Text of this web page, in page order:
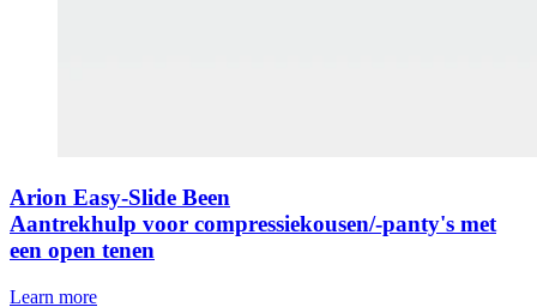
Arion Easy-Slide Been
Aantrekhulp voor compressiekousen/-panty's met
een open tenen
Learn more